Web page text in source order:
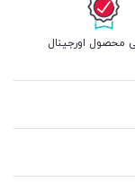
محصول اورجینال